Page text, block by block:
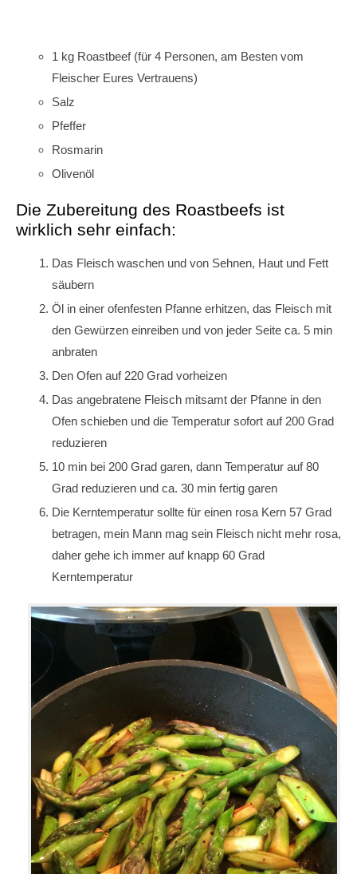
1 kg Roastbeef (für 4 Personen, am Besten vom
Fleischer Eures Vertrauens)
Salz
Pfeffer
Rosmarin
Olivenöl
Die Zubereitung des Roastbeefs ist
wirklich sehr einfach:
Das Fleisch waschen und von Sehnen, Haut und Fett
säubern
Öl in einer ofenfesten Pfanne erhitzen, das Fleisch mit
den Gewürzen einreiben und von jeder Seite ca. 5 min
anbraten
Den Ofen auf 220 Grad vorheizen
Das angebratene Fleisch mitsamt der Pfanne in den
Ofen schieben und die Temperatur sofort auf 200 Grad
reduzieren
10 min bei 200 Grad garen, dann Temperatur auf 80
Grad reduzieren und ca. 30 min fertig garen
Die Kerntemperatur sollte für einen rosa Kern 57 Grad
betragen, mein Mann mag sein Fleisch nicht mehr rosa,
daher gehe ich immer auf knapp 60 Grad
Kerntemperatur